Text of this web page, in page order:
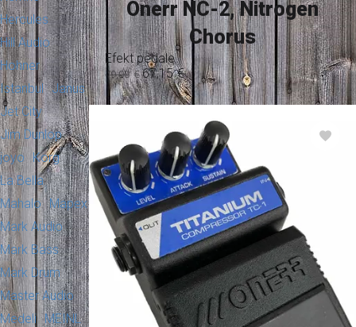
Hercules
Hill Audio
Hohner
Istanbul Janus
Jet City
Jim Dunlop
joyo
Korg
La Bella
Mahalo Mapex
Mark Audio
Mark Bass
Mark Drum
Master Audio
Medeli MEINL
Onerr NC-2, Nitrogen
Chorus
Efekt pedale
€
79,00 €
67,15